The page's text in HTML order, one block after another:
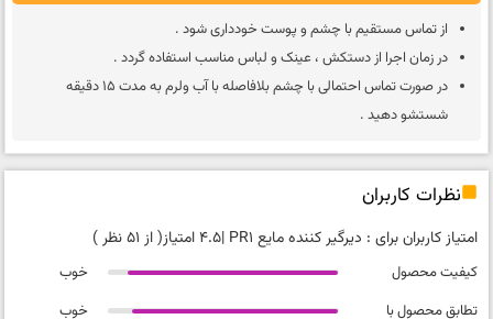
از تماس مستقیم با چشم و پوست خودداری شود .
در زمان اجرا از دستکش ، عینک و لباس مناسب استفاده گردد .
در صورت تماس احتمالی با چشم بلافاصله با آب ولرم به مدت 15 دقیقه
شستشو دهید .
نظرات کاربران
امتیاز کاربران برای : دیرگیر کننده مایع PR1 |4.5 امتیاز ( از 51 نظر )
کیفیت محصول
خوب
تطابق محصول با
خوب